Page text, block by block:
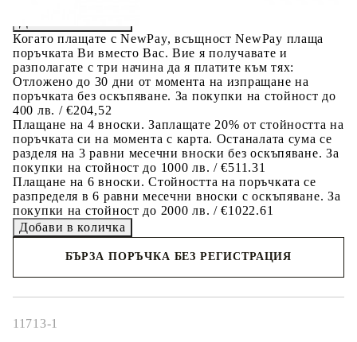
Когато плащате с NewPay, всъщност NewPay плаща
поръчката Ви вместо Вас. Вие я получавате и
разполагате с три начина да я платите към тях:
Отложено до 30 дни от момента на изпращане на
поръчката без оскъпяване. За покупки на стойност до
400 лв. / €204,52
Плащане на 4 вноски. Заплащате 20% от стойността на
поръчката си на момента с карта. Останалата сума се
разделя на 3 равни месечни вноски без оскъпяване. За
покупки на стойност до 1000 лв. / €511.31
Плащане на 6 вноски. Стойността на поръчката се
разпределя в 6 равни месечни вноски с оскъпяване. За
покупки на стойност до 2000 лв. / €1022.61
БЪРЗА ПОРЪЧКА БЕЗ РЕГИСТРАЦИЯ
Съгласен съм сполитиката за личните данни
11713-1